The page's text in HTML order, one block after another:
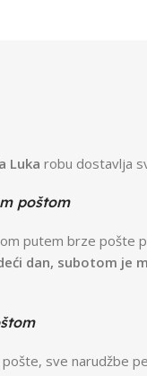
Luka robu dostavlja
poštom
putem brze pošte
dan, subotom je
sve narudžbe